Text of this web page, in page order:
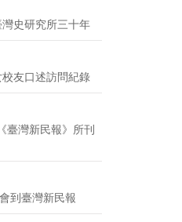
史研究所三十年
友口述訪問紀錄
灣新民報》所刊
到臺灣新民報